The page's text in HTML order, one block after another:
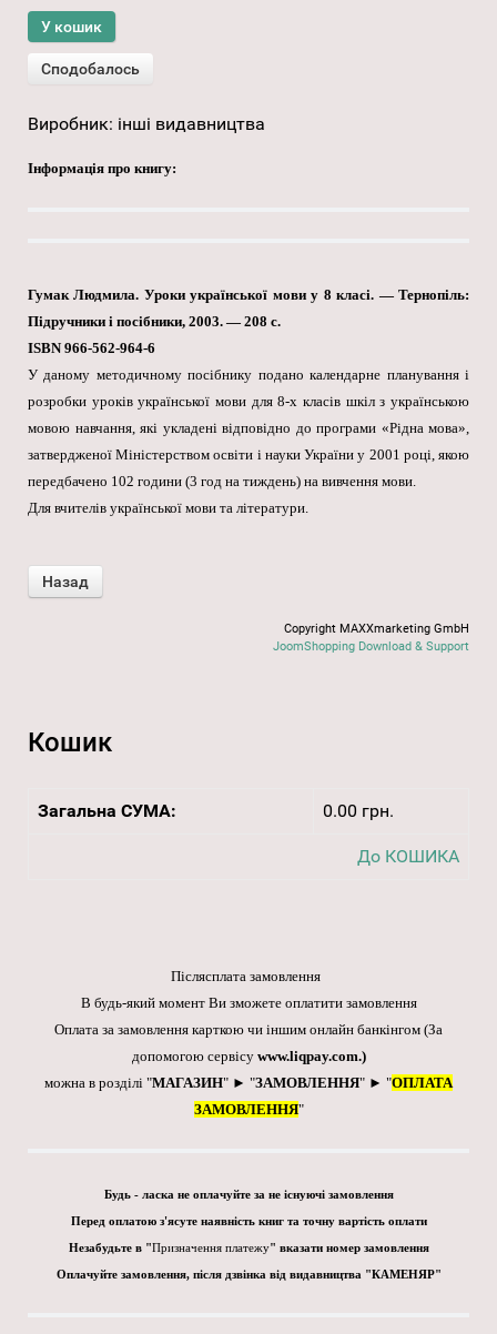
Виробник: інші видавництва
Інформація про книгу:
Гумак Людмила. Уроки української мови у 8 класі. — Тернопіль:
Підручники і посібники, 2003. — 208 с.
ISBN 966-562-964-6
У даному методичному посібнику подано календарне планування і
розробки уроків української мови для 8-х класів шкіл з українською
мовою навчання, які укладені відповідно до програми «Рідна мова»,
затвердженої Міністерством освіти і науки України у 2001 році, якою
передбачено 102 години (3 год на тиждень) на вивчення мови.
Для вчителів української мови та літератури.
Copyright MAXXmarketing GmbH
JoomShopping Download & Support
Кошик
Загальна СУМА: 0.00 грн.
До КОШИКА
Післясплата замовлення
В будь-який момент Ви зможете оплатити замовлення
Оплата за замовлення карткою чи іншим онлайн банкінгом (За
допомогою сервісу www.liqpay.com.)
можна в розділі "МАГАЗИН" ► "ЗАМОВЛЕННЯ" ► "ОПЛАТА
ЗАМОВЛЕННЯ"
Будь - ласка не оплачуйте за не існуючі замовлення
Перед оплатою з'ясуте наявність книг та точну вартість оплати
Незабудьте в "Призначення платежу" вказати номер замовлення
Оплачуйте замовлення, після дзвінка від видавництва "КАМЕНЯР"